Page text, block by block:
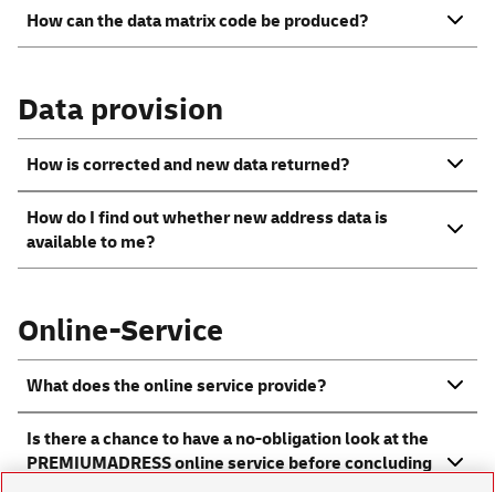
How can the data matrix code be produced?
Data provision
How is corrected and new data returned?
How do I find out whether new address data is
available to me?
Online-Service
What does the online service provide?
Is there a chance to have a no-obligation look at the
PREMIUMADRESS online service before concluding